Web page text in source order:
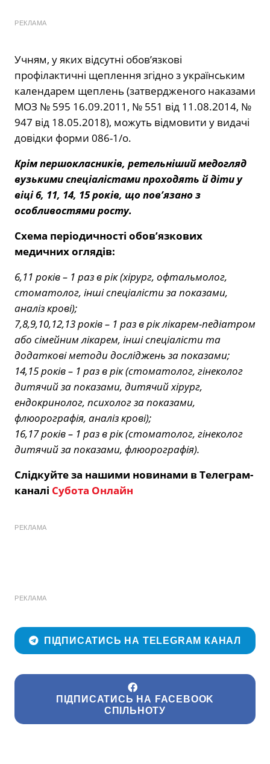
РЕКЛАМА
Учням, у яких відсутні обов’язкові
профілактичні щеплення згідно з українським
календарем щеплень (затвердженого наказами
МОЗ № 595 16.09.2011, № 551 від 11.08.2014, №
947 від 18.05.2018), можуть відмовити у видачі
довідки форми 086-1/о.
Крім першокласників, ретельніший медогляд
вузькими спеціалістами проходять й діти у
віці 6, 11, 14, 15 років, що пов’язано з
особливостями росту.
Схема періодичності обов’язкових
медичних оглядів:
6,11 років – 1 раз в рік (хірург, офтальмолог,
стоматолог, інші спеціалісти за показами,
аналіз крові);
7,8,9,10,12,13 років – 1 раз в рік лікарем-педіатром
або сімейним лікарем, інші спеціалісти та
додаткові методи досліджень за показами;
14,15 років – 1 раз в рік (стоматолог, гінеколог
дитячий за показами, дитячий хірург,
ендокринолог, психолог за показами,
флюорографія, аналіз крові);
16,17 років – 1 раз в рік (стоматолог, гінеколог
дитячий за показами, флюорографія).
Слідкуйте за нашими новинами в Телеграм-
каналі Субота Онлайн
РЕКЛАМА
РЕКЛАМА
ПІДПИСАТИСЬ НА TELEGRAM КАНАЛ
ПІДПИСАТИСЬ НА FACEBOOK
СПІЛЬНОТУ